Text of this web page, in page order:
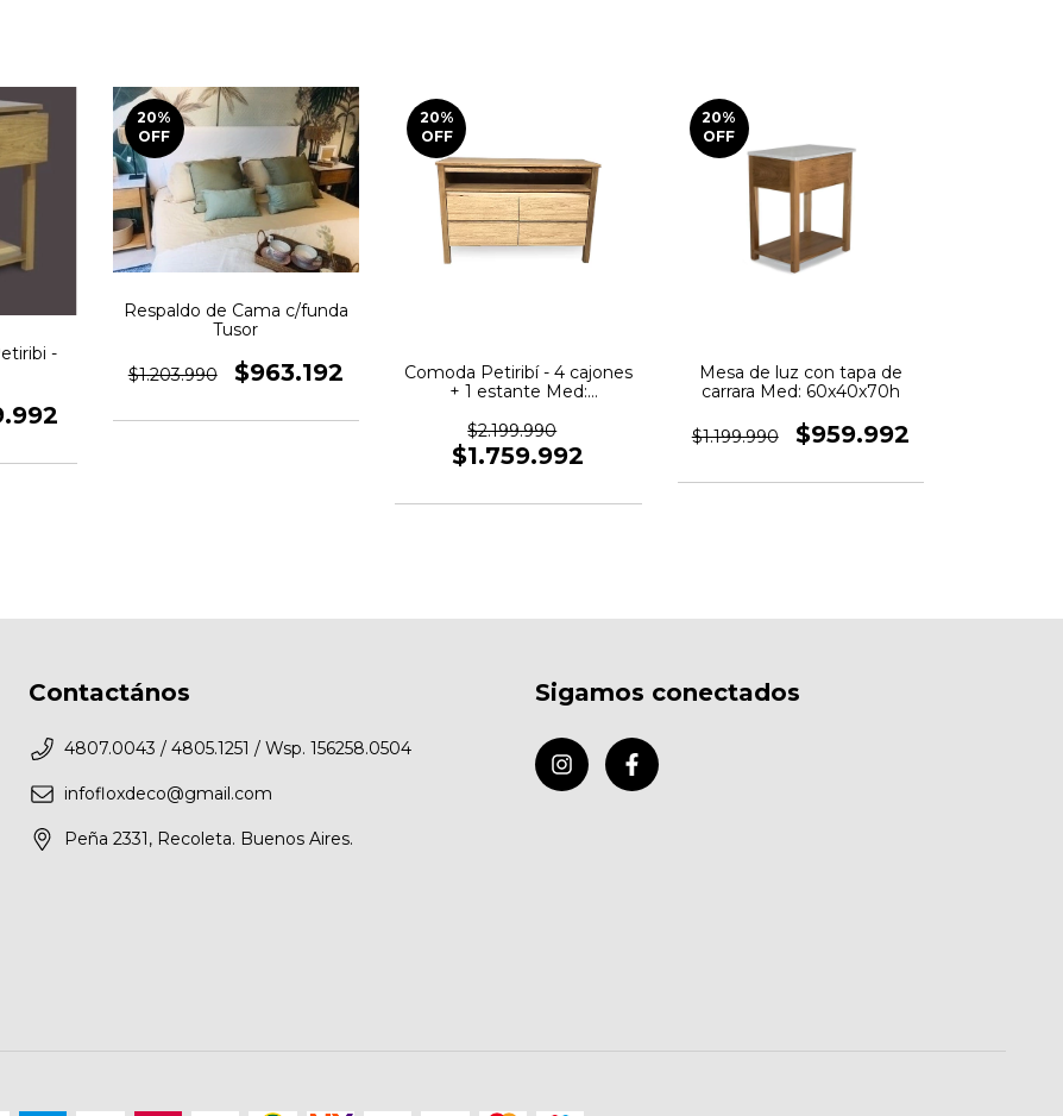
-
20%
OFF
Respaldo de Cama c/funda
Tusor
$1.203.990 $963.192
20%
OFF
Comoda Petiribí - 4 cajones
+ 1 estante Med:
$2.199.990
$1.759.992
20%
OFF
Mesa de luz con tapa de
carrara Med: 60x40x70h
$1.199.990 $959.992
Contactános
4807.0043 / 4805.1251 / Wsp. 156258.0504
infofloxdeco@gmail.com
Peña 2331, Recoleta. Buenos Aires.
Sigamos conectados